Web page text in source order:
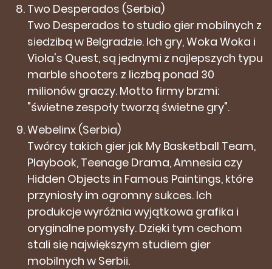
Two Desperados (Serbia)
Two Desperados to studio gier mobilnych z
siedzibą w Belgradzie. Ich gry, Woka Woka i
Viola's Quest, są jednymi z najlepszych typu
marble shooters z liczbą ponad 30
milionów graczy. Motto firmy brzmi:
"świetne zespoły tworzą świetne gry".
Webelinx (Serbia)
Twórcy takich gier jak My Basketball Team,
Playbook, Teenage Drama, Amnesia czy
Hidden Objects in Famous Paintings, które
przyniosły im ogromny sukces. Ich
produkcje wyróżnia wyjątkowa grafika i
oryginalne pomysły. Dzięki tym cechom
stali się największym studiem gier
mobilnych w Serbii.